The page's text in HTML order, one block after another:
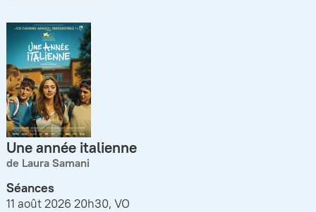
Une année italienne
de Laura Samani
Séances
11 août 2026 20h30, VO